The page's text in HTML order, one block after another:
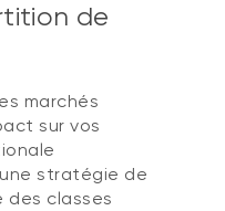
de
marchés
sur vos
stratégie de
des classes